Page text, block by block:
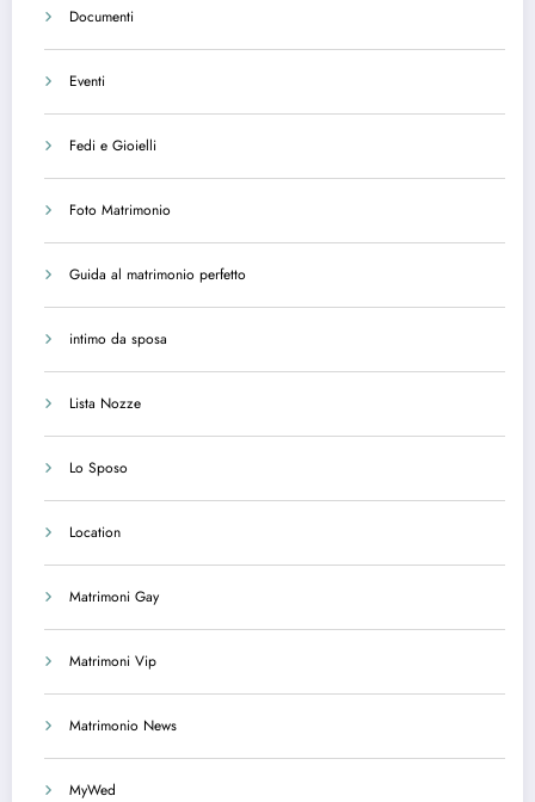
Documenti
Eventi
Fedi e Gioielli
Foto Matrimonio
Guida al matrimonio perfetto
intimo da sposa
Lista Nozze
Lo Sposo
Location
Matrimoni Gay
Matrimoni Vip
Matrimonio News
MyWed